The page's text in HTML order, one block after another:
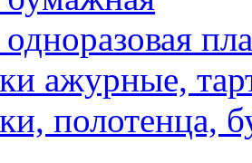
ажурные,
полотенца,